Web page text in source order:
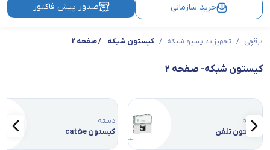
خرید سازمانی صدور پیش فاکتور
برقچی / تجهیزات پسیو شبکه / کیستون شبکه / صفحه 2
کیستون شبکه- صفحه 2
دسته
کیستون تلفن
دسته
کیستون cat5e